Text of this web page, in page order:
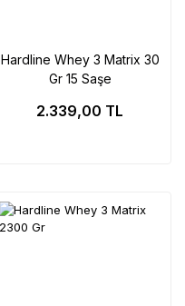
Hardline Whey 3 Matrix 30
Gr 15 Saşe
2.339,00 TL